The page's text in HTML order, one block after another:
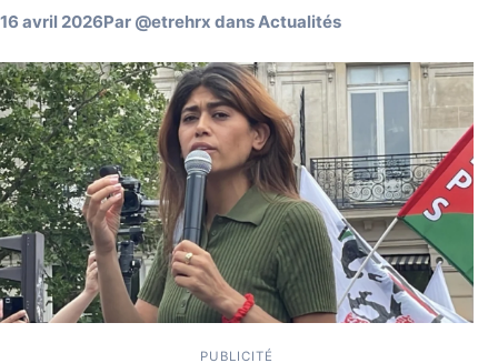
16 avril 2026Par @etrehrx dansActualités
PUBLICITÉ